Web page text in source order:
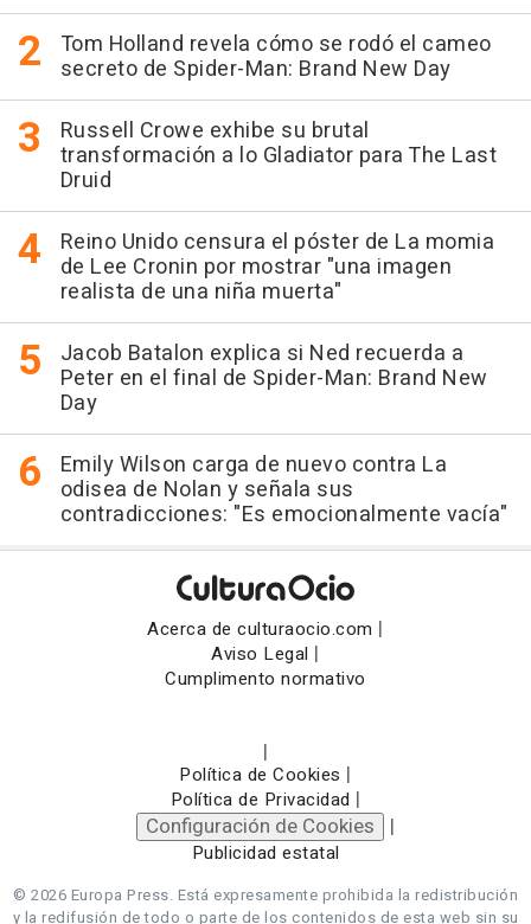
Tom Holland revela cómo se rodó el cameo
secreto de Spider-Man: Brand New Day
Russell Crowe exhibe su brutal
transformación a lo Gladiator para The Last
Druid
Reino Unido censura el póster de La momia
de Lee Cronin por mostrar "una imagen
realista de una niña muerta"
Jacob Batalon explica si Ned recuerda a
Peter en el final de Spider-Man: Brand New
Day
Emily Wilson carga de nuevo contra La
odisea de Nolan y señala sus
contradicciones: "Es emocionalmente vacía"
Acerca de culturaocio.com |
Aviso Legal |
Cumplimento normativo
|
Política de Cookies |
Política de Privacidad |
Configuración de Cookies |
Publicidad estatal
© 2026 Europa Press. Está expresamente prohibida la redistribución
y la redifusión de todo o parte de los contenidos de esta web sin su